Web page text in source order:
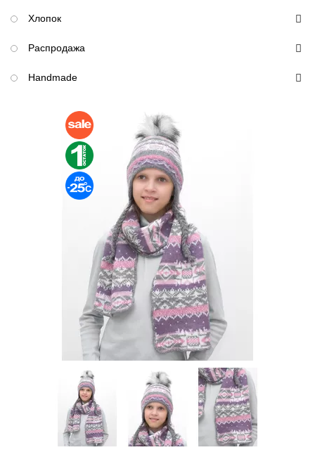
Хлопок
Распродажа
Handmade